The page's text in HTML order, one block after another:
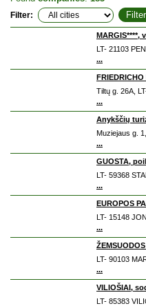
Filter:
MARGIS****,
LT- 21103
...
Tiltų g. 26A,
...
Anykščių
Muziejaus g.
...
GUOSTA,
LT- 59368
...
EUROPOS
LT- 15148
...
LT- 90103
...
VILIOŠIAI,
LT- 85383